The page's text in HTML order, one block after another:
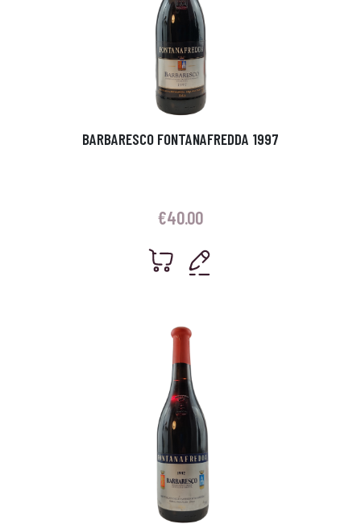
BARBARESCO FONTANAFREDDA 1997
€40.00